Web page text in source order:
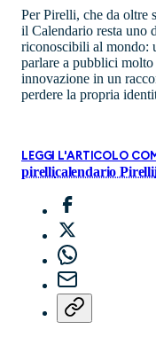
Per Pirelli, che da oltre
il Calendario resta uno
riconoscibili al mondo:
parlare a pubblici
innovazione in un
perdere la propria
LEGGI L'ARTICOLO
pirellicalendario Pirelli